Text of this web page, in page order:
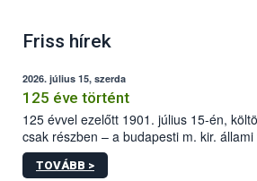
Friss hírek
2026. július 15, szerda
125 éve történt
125 évvel ezelőtt 1901. július 15-én,
csak részben – a budapesti m. kir.
állomás a Kis Rókus utca 15. szám alatti,
tervezett új épületébe.
TOVÁBB >